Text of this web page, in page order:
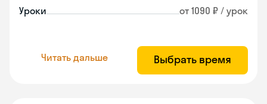
Уроки от 1090 ₽ / урок
Читать дальше Выбрать время